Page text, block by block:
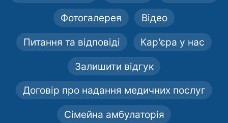
Фотогалерея Відео
Питання та відповіді Кар'єра у нас
Залишити відгук
Договір про надання медичних послуг
Сімейна амбулаторія